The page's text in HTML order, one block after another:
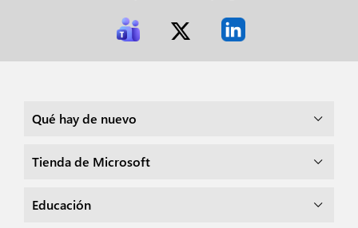
Qué hay de nuevo
Tienda de Microsoft
Educación